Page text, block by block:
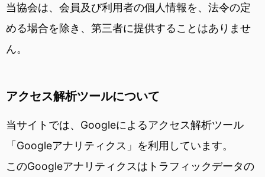
当協会は、会員及び利用者の個人情報を、法令の定
める場合を除き、第三者に提供することはありませ
ん。
アクセス解析ツールについて
当サイトでは、Googleによるアクセス解析ツール
「Googleアナリティクス」を利用しています。
このGoogleアナリティクスはトラフィックデータの